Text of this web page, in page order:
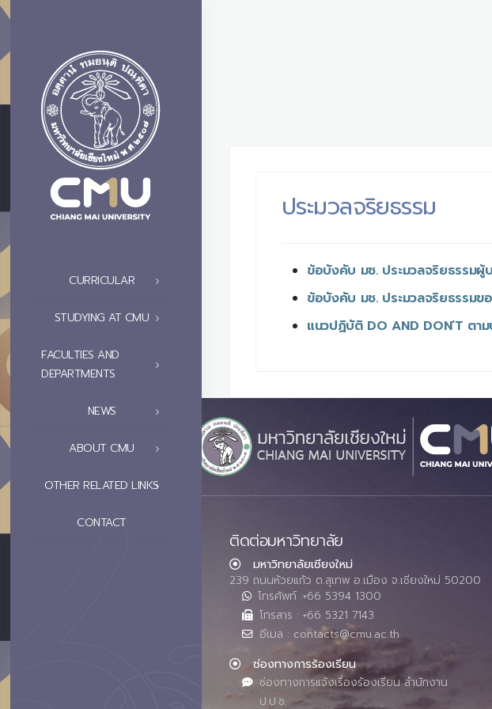
CURRICULAR
STUDYING AT CMU
FACULTIES AND
DEPARTMENTS
NEWS
ABOUT CMU
OTHER RELATED LINKS
CONTACT
ประมวลจริยธรรม
ข้อบังคับ มช. ประมวลจริยธรรมผู้
ข้อบังคับ มช. ประมวลจริยธรรมข
แนวปฏิบัติ DO AND DON’T ตา
ติดต่อมหาวิทยาลัย
มหาวิทยาลัยเชียงใหม่
239 ถนนห้วยแก้ว ต.สุเทพ อ.เมือง จ.เชียงใหม่ 50200
โทรศัพท์ :+66 5394 1300
โทรสาร : +66 5321 7143
อีเมล : contacts@cmu.ac.th
ช่องทางการร้องเรียน
ช่องทางการแจ้งเรื่องร้องเรียน สำนักงาน
ป.ป.ช.